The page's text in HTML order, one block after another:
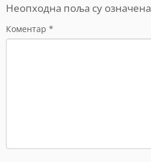
Неопходна поља су означена
Коментар *